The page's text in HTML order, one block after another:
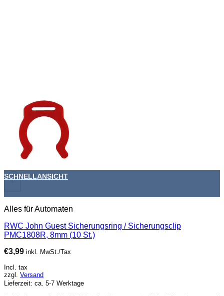
+
SCHNELLANSICHT
Alles für Automaten
RWC John Guest Sicherungsring / Sicherungsclip
PMC1808R, 8mm (10 St.)
€3,99 inkl. MwSt./Tax
Incl. tax
zzgl. Versand
Lieferzeit: ca. 5-7 Werktage